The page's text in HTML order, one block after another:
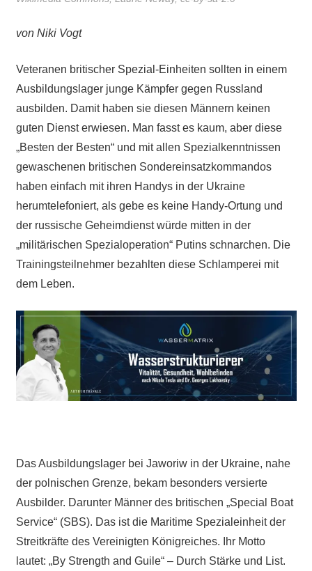
von Niki Vogt
Veteranen britischer Spezial-Einheiten sollten in einem
Ausbildungslager junge Kämpfer gegen Russland
ausbilden. Damit haben sie diesen Männern keinen
guten Dienst erwiesen. Man fasst es kaum, aber diese
„Besten der Besten“ und mit allen Spezialkenntnissen
gewaschenen britischen Sondereinsatzkommandos
haben einfach mit ihren Handys in der Ukraine
herumtelefoniert, als gebe es keine Handy-Ortung und
der russische Geheimdienst würde mitten in der
„militärischen Spezialoperation“ Putins schnarchen. Die
Trainingsteilnehmer bezahlten diese Schlamperei mit
dem Leben.
Das Ausbildungslager bei Jaworiw in der Ukraine, nahe
der polnischen Grenze, bekam besonders versierte
Ausbilder. Darunter Männer des britischen „Special Boat
Service“ (SBS). Das ist die Maritime Spezialeinheit der
Streitkräfte des Vereinigten Königreiches. Ihr Motto
lautet: „By Strength and Guile“ – Durch Stärke und List.